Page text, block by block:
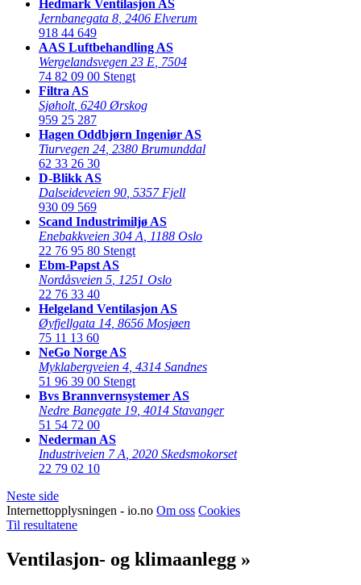
Hedmark Ventilasjon AS
Jernbanegata 8 2406 Elverum
918 44 649
AAS Luftbehandling AS
Wergelandsvegen 23 E 7504
74 82 09 00 Stengt
Filtra AS
Sjøholt, 6240 Ørskog
959 25 287
Hagen Oddbjørn Ingeniør AS
Tiurvegen 24 2380 Brumunddal
62 33 26 30
D-Blikk AS
Dalseideveien 90 5357 Fjell
930 09 569
Scand Industrimiljø AS
Enebakkveien 304 A
1188 Oslo
22 76 95 80 Stengt
Ebm-Papst AS
Nordåsveien 5 1251 Oslo
22 76 33 40
Helgeland Ventilasjon AS
Øyfjellgata 14 8656 Mosjøen
75 11 13 60
NeGo Norge AS
Myklabergveien 4 4314 Sandnes
51 96 39 00 Stengt
Bvs Brannvernsystemer AS
Nedre Banegate 19 4014 Stavanger
51 54 72 00
Nederman AS
Industriveien 7 A 2020 Skedsmokorset
22 79 02 10
Neste side
Internettopplysningen - io.no Om oss Cookies
Til resultatene
Ventilasjon- og klimaanlegg »